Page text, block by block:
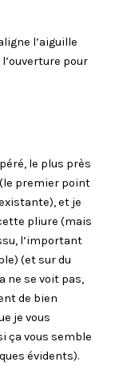
l’aiguille
pour
le plus près
premier point
et je
pliure (mais
l’important
(et sur du
ne se voit pas,
de bien
je vous
ça vous semble
évidents).